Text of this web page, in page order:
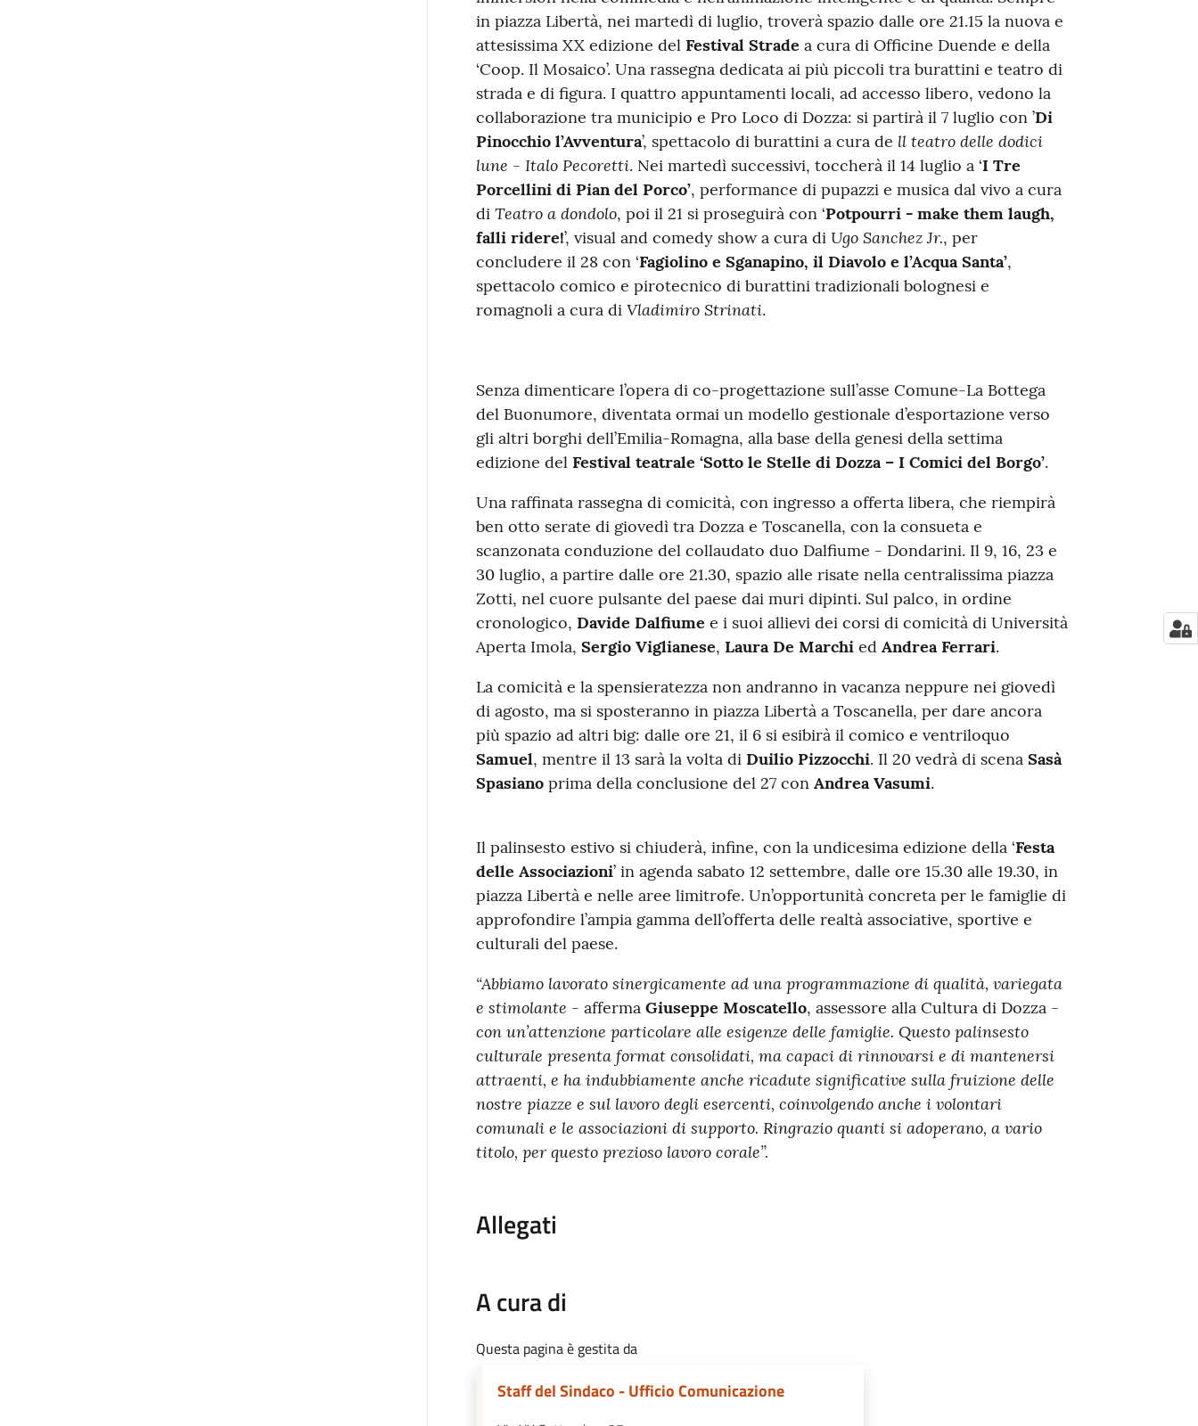
in piazza Libertà, nei martedì di luglio, troverà spazio dalle ore 21.15 la nuova e
attesissima XX edizione del Festival Strade a cura di Officine Duende e della
‘Coop. Il Mosaico’. Una rassegna dedicata ai più piccoli tra burattini e teatro di
strada e di figura. I quattro appuntamenti locali, ad accesso libero, vedono la
collaborazione tra municipio e Pro Loco di Dozza: si partirà il 7 luglio con ’Di
Pinocchio l’Avventura’, spettacolo di burattini a cura de ll teatro delle dodici
lune - Italo Pecoretti. Nei martedì successivi, toccherà il 14 luglio a ‘I Tre
Porcellini di Pian del Porco’, performance di pupazzi e musica dal vivo a cura
di Teatro a dondolo, poi il 21 si proseguirà con ‘Potpourri - make them laugh,
falli ridere!’, visual and comedy show a cura di Ugo Sanchez Jr., per
concludere il 28 con ‘Fagiolino e Sganapino, il Diavolo e l’Acqua Santa’,
spettacolo comico e pirotecnico di burattini tradizionali bolognesi e
romagnoli a cura di Vladimiro Strinati.
Senza dimenticare l’opera di co-progettazione sull’asse Comune-La Bottega
del Buonumore, diventata ormai un modello gestionale d’esportazione verso
gli altri borghi dell’Emilia-Romagna, alla base della genesi della settima
edizione del Festival teatrale ‘Sotto le Stelle di Dozza – I Comici del Borgo’.
Una raffinata rassegna di comicità, con ingresso a offerta libera, che riempirà
ben otto serate di giovedì tra Dozza e Toscanella, con la consueta e
scanzonata conduzione del collaudato duo Dalfiume - Dondarini. Il 9, 16, 23 e
30 luglio, a partire dalle ore 21.30, spazio alle risate nella centralissima piazza
Zotti, nel cuore pulsante del paese dai muri dipinti. Sul palco, in ordine
cronologico, Davide Dalfiume e i suoi allievi dei corsi di comicità di Università
Aperta Imola, Sergio Viglianese, Laura De Marchi ed Andrea Ferrari.
La comicità e la spensieratezza non andranno in vacanza neppure nei giovedì
di agosto, ma si sposteranno in piazza Libertà a Toscanella, per dare ancora
più spazio ad altri big: dalle ore 21, il 6 si esibirà il comico e ventriloquo
Samuel, mentre il 13 sarà la volta di Duilio Pizzocchi. Il 20 vedrà di scena Sasà
Spasianoprima della conclusione del 27 con Andrea Vasumi.
Il palinsesto estivo si chiuderà, infine, con la undicesima edizione della ‘Festa
delle Associazioni’ in agenda sabato 12 settembre, dalle ore 15.30 alle 19.30, in
piazza Libertà e nelle aree limitrofe. Un’opportunità concreta per le famiglie di
approfondire l’ampia gamma dell’offerta delle realtà associative, sportive e
culturali del paese.
“Abbiamo lavorato sinergicamente ad una programmazione di qualità, variegata
e stimolante - afferma Giuseppe Moscatello, assessore alla Cultura di Dozza -
con un’attenzione particolare alle esigenze delle famiglie. Questo palinsesto
culturale presenta format consolidati, ma capaci di rinnovarsi e di mantenersi
attraenti, e ha indubbiamente anche ricadute significative sulla fruizione delle
nostre piazze e sul lavoro degli esercenti, coinvolgendo anche i volontari
comunali e le associazioni di supporto. Ringrazio quanti si adoperano, a vario
titolo, per questo prezioso lavoro corale”.
Allegati
A cura di
Questa pagina è gestita da
Staff del Sindaco - Ufficio Comunicazione